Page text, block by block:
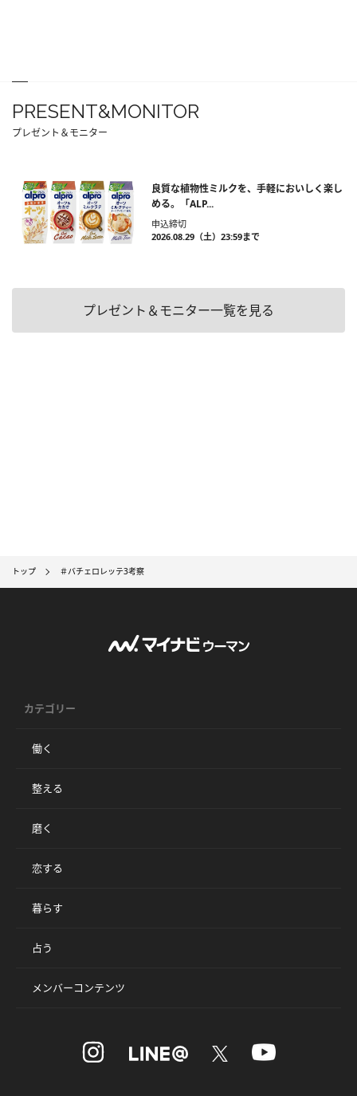
PRESENT&MONITOR
プレゼント＆モニター
良質な植物性ミルクを、手軽においしく楽し
める。「ALP...
申込締切
2026.08.29（土）23:59まで
プレゼント＆モニター一覧を見る
トップ ＃バチェロレッテ3考察
カテゴリー
働く
整える
磨く
恋する
暮らす
占う
メンバーコンテンツ